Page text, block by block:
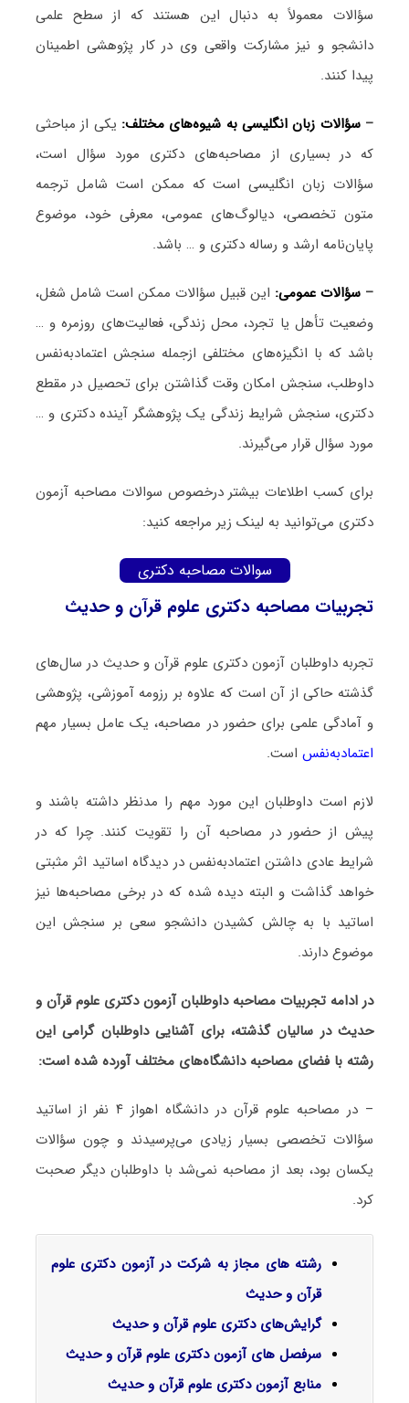
سؤالات معمولاً به دنبال این هستند که از سطح علمی
دانشجو و نیز مشارکت واقعی وی در کار پژوهشی اطمینان
پیدا کنند.
– سؤالات زبان انگلیسی به شیوه‌های مختلف: یکی از مباحثی
که در بسیاری از مصاحبه‌های دکتری مورد سؤال است،
سؤالات زبان انگلیسی است که ممکن است شامل ترجمه
متون تخصصی، دیالوگ‌های عمومی، معرفی خود، موضوع
پایان‌نامه ارشد و رساله دکتری و … باشد.
– سؤالات عمومی: این قبیل سؤالات ممکن است شامل شغل،
وضعیت تأهل یا تجرد، محل زندگی، فعالیت‌های روزمره و …
باشد که با انگیزه‌های مختلفی ازجمله سنجش اعتمادبه‌نفس
داوطلب، سنجش امکان وقت گذاشتن برای تحصیل در مقطع
دکتری، سنجش شرایط زندگی یک پژوهشگر آینده دکتری و …
مورد سؤال قرار می‌گیرند.
برای کسب اطلاعات بیشتر درخصوص سوالات مصاحبه آزمون
دکتری می‌توانید به لینک زیر مراجعه کنید:
سوالات مصاحبه دکتری
تجربیات مصاحبه دکتری علوم قرآن و حدیث
تجربه داوطلبان آزمون دکتری علوم قرآن و حدیث در سال‌های
گذشته حاکی از آن است که علاوه بر رزومه آموزشی، پژوهشی
و آمادگی علمی برای حضور در مصاحبه، یک عامل بسیار مهم
اعتمادبه‌نفساست.
لازم است داوطلبان این مورد مهم را مدنظر داشته باشند و
پیش از حضور در مصاحبه آن را تقویت کنند. چرا که در
شرایط عادی داشتن اعتمادبه‌نفس در دیدگاه اساتید اثر مثبتی
خواهد گذاشت و البته دیده شده که در برخی مصاحبه‌ها نیز
اساتید با به چالش کشیدن دانشجو سعی بر سنجش این
موضوع دارند.
در ادامه تجربیات مصاحبه داوطلبان آزمون دکتری علوم قرآن و
حدیث در سالیان گذشته، برای آشنایی داوطلبان گرامی این
رشته با فضای مصاحبه دانشگاه‌های مختلف آورده شده است:
– در مصاحبه علوم قرآن در دانشگاه اهواز ۴ نفر از اساتید
سؤالات تخصصی بسیار زیادی می‌پرسیدند و چون سؤالات
یکسان بود، بعد از مصاحبه نمی‌شد با داوطلبان دیگر صحبت
کرد.
رشته های مجاز به شرکت در آزمون دکتری علوم
قرآن و حدیث
گرایش‌های دکتری ﻋﻠﻮم ﻗﺮآن و ﺣﺪﻳﺚ
سرفصل‌ های آزمون دکتری علوم قرآن و حدیث
منابع آزمون دکتری علوم قرآن و حدیث